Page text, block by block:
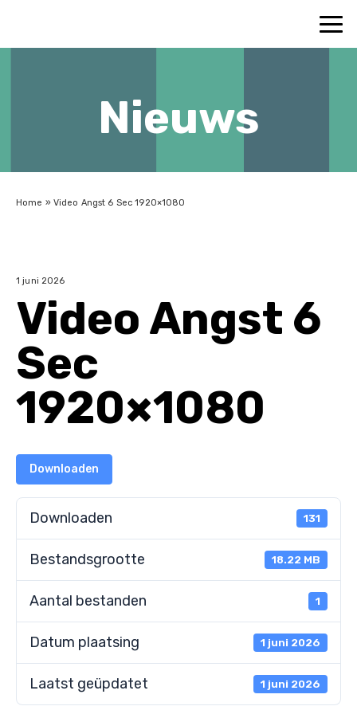
Nieuws
Home » Video Angst 6 Sec 1920×1080
1 juni 2026
Video Angst 6
Sec
1920×1080
Downloaden
Downloaden 131
Bestandsgrootte 18.22 MB
Aantal bestanden 1
Datum plaatsing 1 juni 2026
Laatst geüpdatet 1 juni 2026